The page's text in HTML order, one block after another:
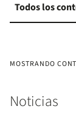
Todos los
MOSTRANDO
Noticias